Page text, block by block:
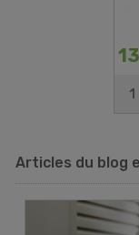
Articles du blog